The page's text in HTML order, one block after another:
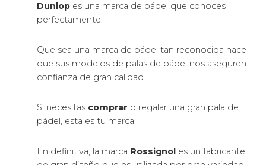
Dunlop es una marca de pádel que conoces
perfectamente.
Que sea una marca de pádel tan reconocida hace
que sus modelos de palas de pádel nos aseguren
confianza de gran calidad.
Si necesitas comprar o regalar una gran pala de
pádel, esta es tu marca.
En definitiva, la marca Rossignol es un fabricante